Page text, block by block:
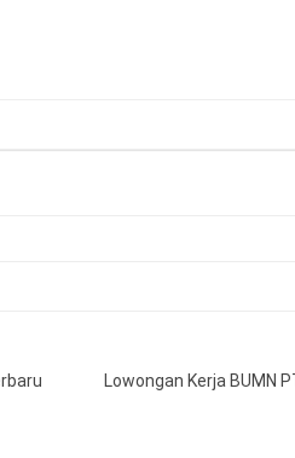
Lowongan Kerja BUMN